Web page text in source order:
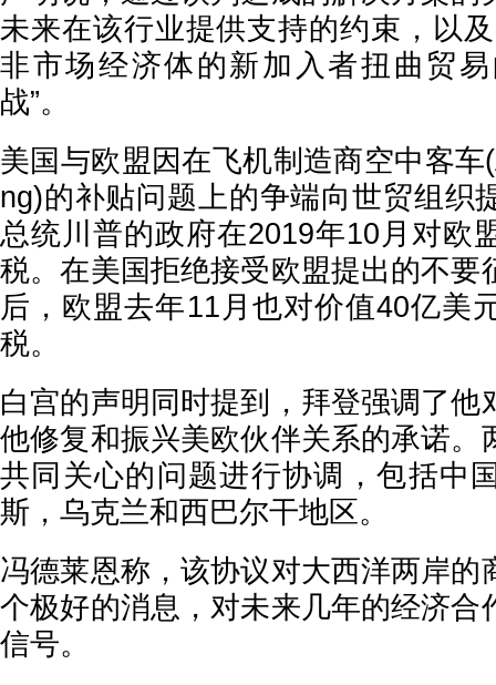
未来在该行业提供支持的约束，以
非市场经济体的新加入者扭曲贸
战”。
美国与欧盟因在飞机制造商空中客
ng)的补贴问题上的争端向世贸组织
总统川普的政府在2019年10月对欧
税。在美国拒绝接受欧盟提出的不要
后，欧盟去年11月也对价值40亿美
税。
白宫的声明同时提到，拜登强调了他
他修复和振兴美欧伙伴关系的承诺。
共同关心的问题进行协调，包括中
斯，乌克兰和西巴尔干地区。
冯德莱恩称，该协议对大西洋两岸的
个极好的消息，对未来几年的经济合
信号。